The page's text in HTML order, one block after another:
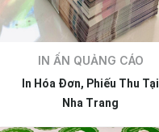
IN ẤN QUẢNG CÁO
In Hóa Đơn, Phiếu Thu Tại
Nha Trang